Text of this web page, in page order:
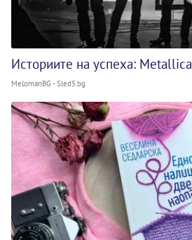
Историите на успеха: Metallica
MelomanBG - Sled5.bg